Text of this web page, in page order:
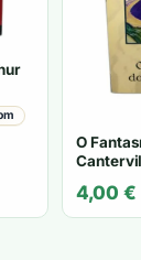
O
4,00 €